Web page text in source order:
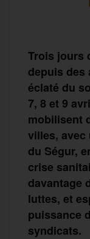
Trois jours
depuis des
éclaté du
7, 8 et 9
mobilisent
villes, avec
du Ségur,
crise
davantage
luttes, et
puissance
syndicats.